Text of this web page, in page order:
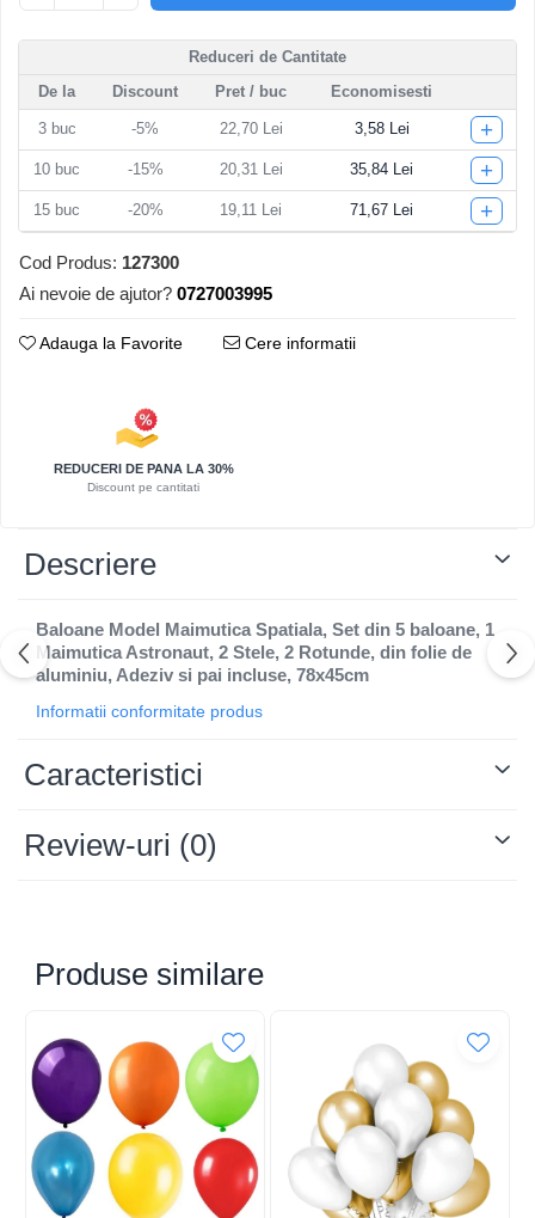
Lampi de veghe
Articole si, Echipamente pentru
Pelerine, Umbrele si Accesorii
Videoproiectoare
Reduceri de Cantitate
De la
Discount Pret / buc Economisesti
3buc -5% 22,70 Lei 3,58 Lei +
10 buc -15% 20,31 Lei 35,84 Lei +
15 buc -20% 19,11 Lei 71,67 Lei +
Cod Produs: 127300
Ai nevoie de ajutor? 0727003995
Adauga la Favorite Cere informatii
REDUCERI DE PANA LA 30%
Discount pe cantitati
Descriere
Baloane Model Maimutica Spatiala, Set din 5 baloane, 1
Maimutica Astronaut, 2 Stele, 2 Rotunde, din folie de
aluminiu, Adeziv si pai incluse, 78x45cm
Informatii conformitate produs
Caracteristici
Review-uri (0)
Produse similare